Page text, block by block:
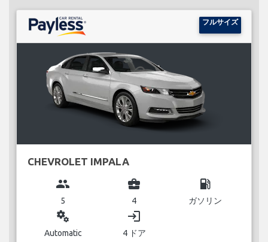
フルサイズ
CHEVROLET IMPALA
group
5
business_center
4
local_gas_station
ガソリン
miscellaneous_services
Automatic
login
4 ドア